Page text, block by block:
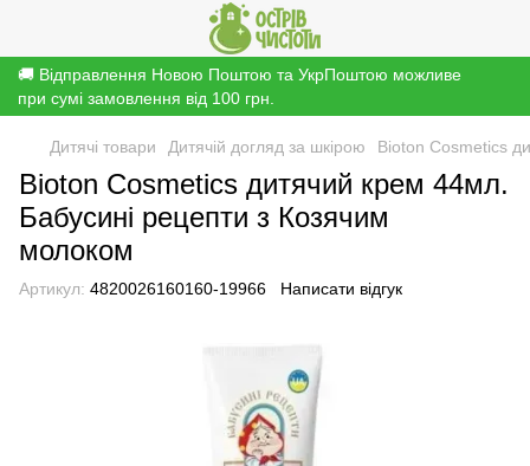
🚚 Відправлення Новою Поштою та УкрПоштою можливе
при сумі замовлення від 100 грн.
Дитячі товари Дитячій догляд за шкірою Bioton Cosmetics
Bioton Cosmetics дитячий крем 44мл.
Бабусині рецепти з Козячим
молоком
Артикул: 4820026160160-19966 Написати відгук